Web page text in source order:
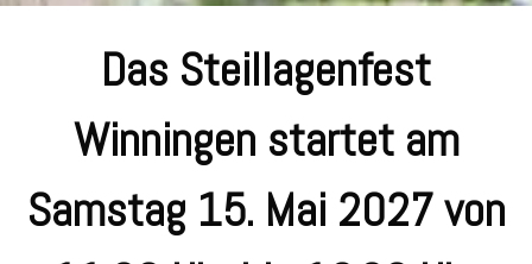
Das Steillagenfest
Winningen startet am
Samstag 15. Mai 2027 von